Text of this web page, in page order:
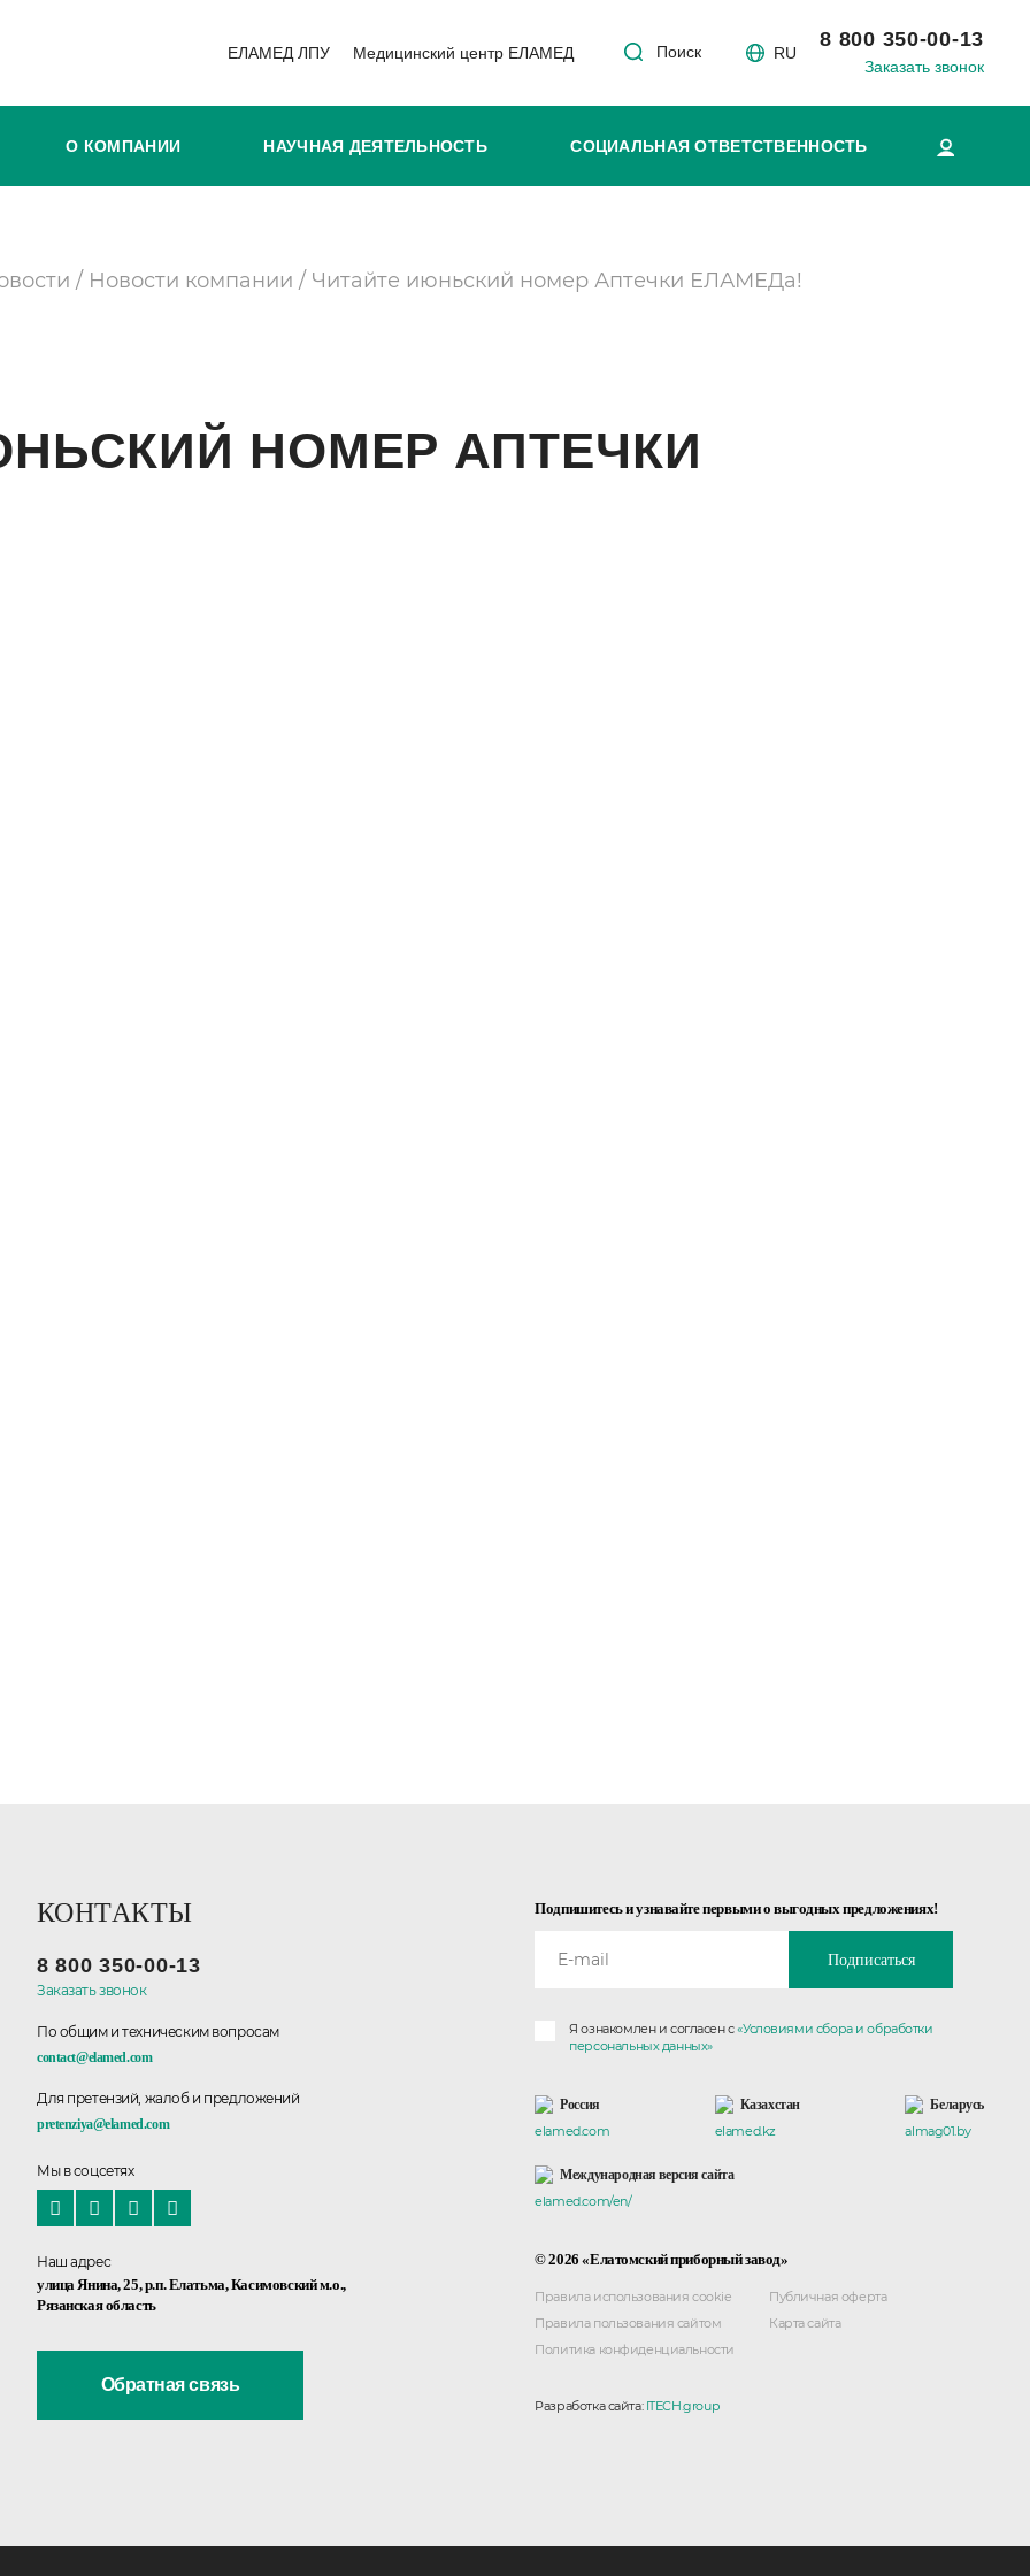
ЕЛАМЕД ЛПУ Медицинский центр ЕЛАМЕД Поиск RU
8 800 350-00-13
Заказать звонок
О КОМПАНИИ НАУЧНАЯ ДЕЯТЕЛЬНОСТЬ СОЦИАЛЬНАЯ ОТВЕТСТВЕННОСТЬ
/ Новости компании / Читайте июньский номер Аптечки ЕЛАМЕДа!
НОМЕР АПТЕЧКИ
КОНТАКТЫ
8 800 350-00-13
Заказать звонок
По общим и техническим вопросам
contact@elamed.com
Для претензий, жалоб и предложений
pretenziya@elamed.com
Мы в соцсетях
Наш адрес
улица Янина, 25, р.п. Елатьма, Касимовский м.о.,
Рязанская область
Обратная связь
Подпишитесь и узнавайте первыми о выгодных предложениях!
Подписаться
Я ознакомлен и согласен с«Условиями сбора и обработки
персональных данных»
Россия
elamed.com
Казахстан
elamed.kz
Беларусь
almag01.by
Международная версия сайта
elamed.com/en/
© 2026 «Елатомский приборный завод»
Правила использования cookie
Правила пользования сайтом
Политика конфиденциальности
Публичная оферта
Карта сайта
Разработка сайта: ITECH.group